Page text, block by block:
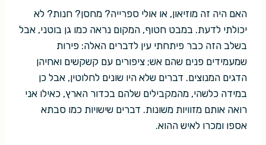
האם היה זה מוזיאון, או אולי ספרייה? מחסן? חנות? לא
יכולתי לדעת. במבט חטוף, המקום נראה כמו גן בוטני, אבל
בשלב הזה כבר פיתחתי עין לדברים האלה: פירות
שמעמידים פנים שהם אש; ציפורים עם קשקשים ואחיהן
הדגים המנוצים. דברים שלא היו שונים לחלוטין, אבל כן
במידה כלשהי, מהמקבילים שלהם בכדור הארץ, כאילו אני
רואה אותם מזוויות משונות. דברים שישויות כמו סבתא
אספו ומכרו לאיש ההוא.